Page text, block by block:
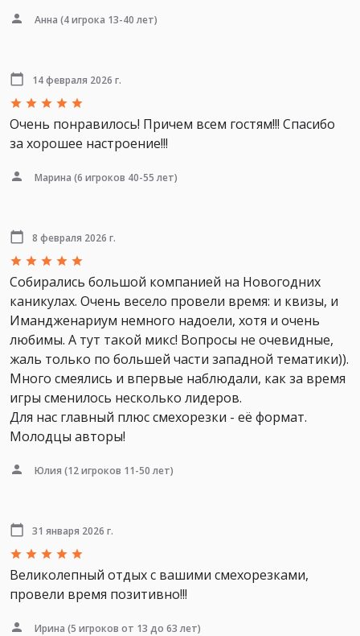
Анна (4 игрока 13-40 лет)
14 февраля 2026 г.
Очень понравилось! Причем всем гостям!!! Спасибо
за хорошее настроение!!!
Марина (6 игроков 40-55 лет)
8 февраля 2026 г.
Собирались большой компанией на Новогодних
каникулах. Очень весело провели время: и квизы, и
Имандженариум немного надоели, хотя и очень
любимы. А тут такой микс! Вопросы не очевидные,
жаль только по большей части западной тематики)).
Много смеялись и впервые наблюдали, как за время
игры сменилось несколько лидеров.
Для нас главный плюс смехорезки - её формат.
Молодцы авторы!
Юлия (12 игроков 11-50 лет)
31 января 2026 г.
Великолепный отдых с вашими смехорезками,
провели время позитивно!!!
Ирина (5 игроков от 13 до 63 лет)